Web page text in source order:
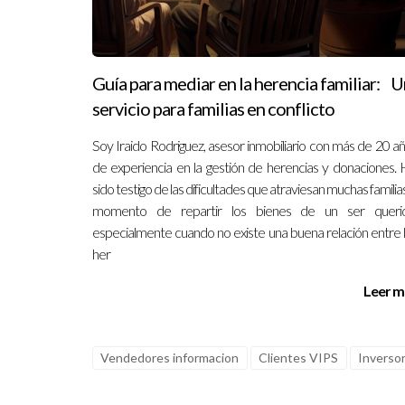
cada paso del proceso y mantener una
cómo manejar tus transacciones inmobiliarias,
Preguntas Frecuentes
¿Qué debo hacer si un comprador se
Si un comprador decide retirarse después de
compensación correspondiente.
¿Las arras son obligatorias en todas las
No son obligatorias, pero son altamente
¿Qué sucede si la hipoteca del
¿Cómo puedo asegurarme de elegir
Guía para mediar en la herencia familiar:
servicio para familias en conflicto
Soy Iraido Rodriguez, asesor inmobiliario con más de 20
de experiencia en la gestión de herencias y donaciones.
sido testigo de las dificultades que atraviesan muchas
momento de repartir los bienes de un ser
especialmente cuando no existe una buena relación entre
her
Leer
Vendedores informacion Clientes VIPS